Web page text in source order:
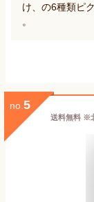
け、の6種類ピ
。
no. 5